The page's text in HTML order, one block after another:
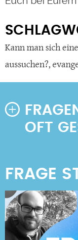
Kann man sich
aussuchen?,
OFT